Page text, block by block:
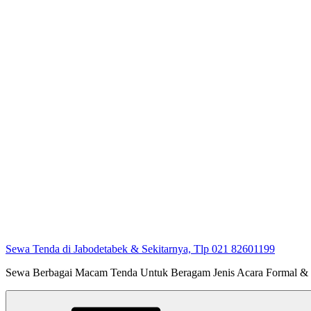
Sewa Tenda di Jabodetabek & Sekitarnya, Tlp 021 82601199
Sewa Berbagai Macam Tenda Untuk Beragam Jenis Acara Formal